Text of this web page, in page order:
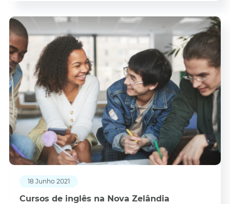
18 Junho 2021
Cursos de inglês na Nova Zelândia